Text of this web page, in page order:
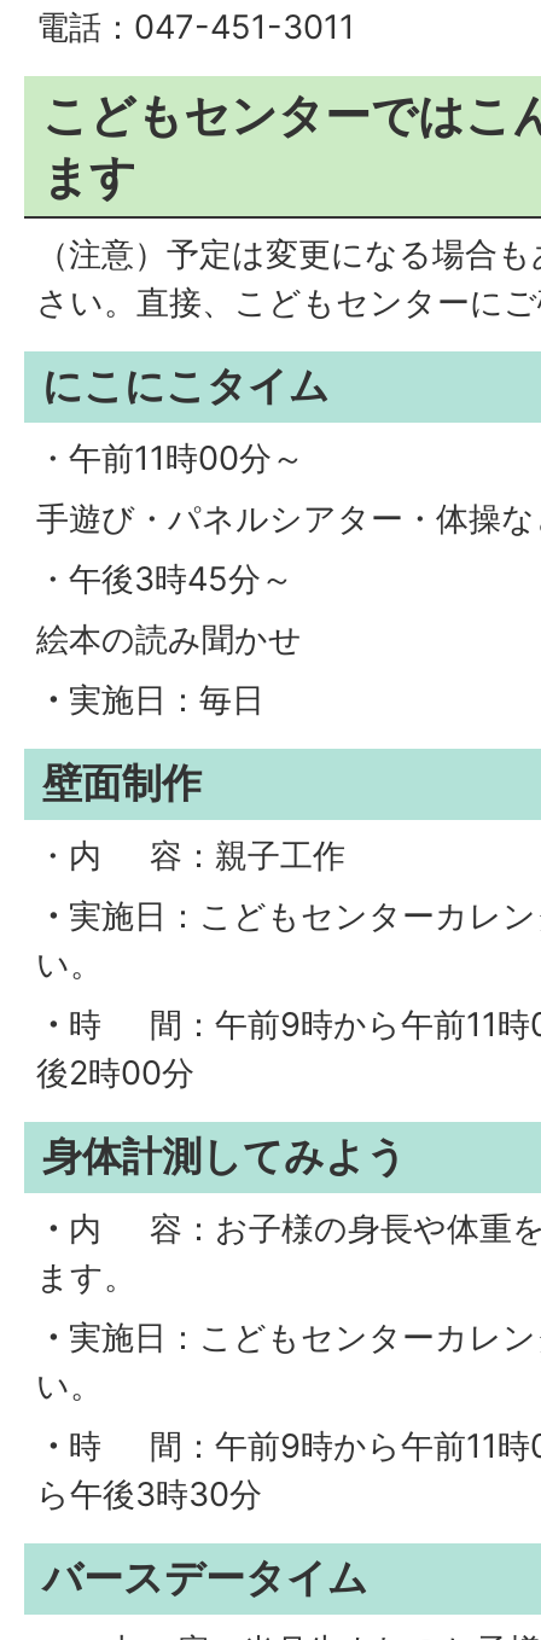
電話：047-451-3011
こどもセンターではこ
ます
（注意）予定は変更になる場合
さい。直接、こどもセンターに
にこにこタイム
・午前11時00分～
手遊び・パネルシアター・体操
・午後3時45分～
絵本の読み聞かせ
・ 実施日：毎日
壁面制作
・内 容：親子工作
・ 実施日：こどもセンターカレ
い。
・ 時 間：午前9時から午前11時
後2時00分
身体計測してみよう
・ 内 容：お子様の身長や体重
ます。
・ 実施日：こどもセンターカレ
い。
・ 時 間：午前9時から午前11時
ら午後3時30分
バースデータイム